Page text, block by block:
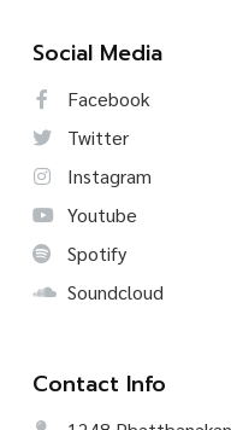
Social Media
Facebook
Twitter
Instagram
Youtube
Spotify
Soundcloud
Contact Info